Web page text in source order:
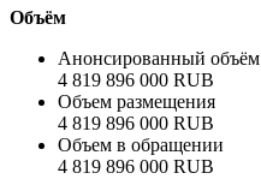
Объём
Анонсированный объём
4 819 896 000 RUB
Объем размещения
4 819 896 000 RUB
Объем в обращении
4 819 896 000 RUB